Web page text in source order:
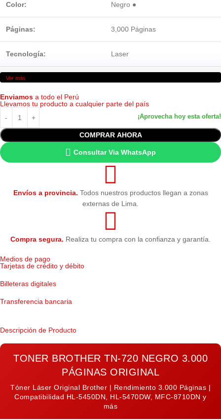
Color: Negro ●
Páginas: 3,000 Páginas
Tecnología: Laser
Ver más
Enviamos a todo el Perú
Llevamos tu producto a cualquier parte del país
COMPRAR AHORA
Consultar Via WhatsApp
Envíos a provincia. Todos nuestros productos llegan a zonas
externas de Lima.
Compra segura. Realiza tu compra con la confianza y garantía.
Medios de pago
Tarjetas de crédito y débito
Billeteras digitales
Transferencia bancaria
Descripción de Producto
TONER BROTHER TN-720 NEGRO 3.000
PÁGINAS ORIGINAL
Tóner Láser Original Brother | Rendimiento 3.000 Páginas |
Compatibilidad HL-5450DN, HL-5470DW, MFC-8710DN y
más